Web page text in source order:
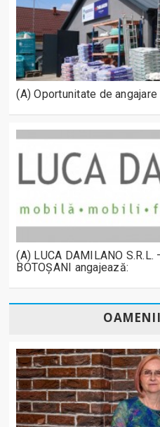
(A) Oportunitate de
(A) LUCA DAMILANO S.R.L.
BOTOȘANI angajează: